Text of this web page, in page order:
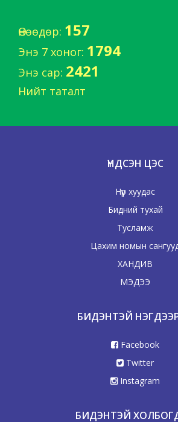
Өнөөдөр: 157
Энэ 7 хоног: 1794
Энэ сар: 2421
Нийт таталт
ҮНДСЭН ЦЭС
Нүүр хуудас
Бидний тухай
Тусламж
Цахим номын
ХАНДИВ
МЭДЭЭ
БИДЭНТЭЙ
Facebook
Twitter
Instagram
БИДЭНТЭЙ